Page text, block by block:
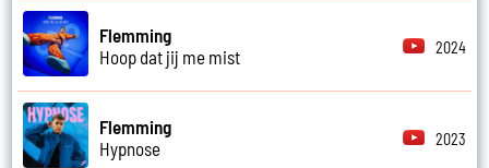
Flemming
Hoop dat jij me mist
2024
Flemming
Hypnose
2023